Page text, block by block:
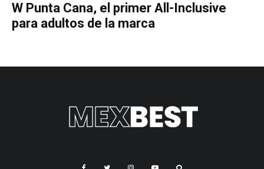
W Punta Cana, el primer All-Inclusive
para adultos de la marca